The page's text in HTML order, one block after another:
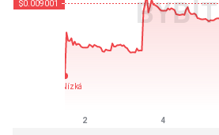
Naposledy aktualizováno: 2026-08-08, 12:05